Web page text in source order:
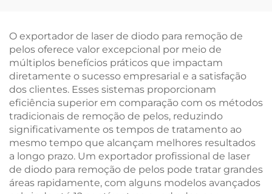
Estimulação
Eletromagnética
Muscular
O exportador de laser de diodo para remoção de
pelos oferece valor excepcional por meio de
múltiplos benefícios práticos que impactam
diretamente o sucesso empresarial e a satisfação
dos clientes. Esses sistemas proporcionam
eficiência superior em comparação com os métodos
tradicionais de remoção de pelos, reduzindo
significativamente os tempos de tratamento ao
mesmo tempo que alcançam melhores resultados
a longo prazo. Um exportador profissional de laser
de diodo para remoção de pelos pode tratar grandes
áreas rapidamente, com alguns modelos avançados